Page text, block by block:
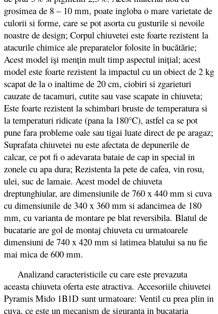
grosimea de 8 – 10 mm, poate ingloba o mare varietate de
culorii si forme, care se pot asorta cu gusturile si nevoile
noastre de design; Corpul chiuvetei este foarte rezistent la
atacurile chimice ale preparatelor folosite în bucătărie;
Acest model iși mențin mult timp aspectul inițial; acest
model este foarte rezistent la impactul cu un obiect de 2 kg
scapat de la o inaltime de 20 cm, ciobiri si zgarieturi
cauzate de tacamuri, cutite sau vase scapate in chiuveta;
Este foarte rezistent la schimbari bruste de temperatura si
la temperaturi ridicate (pana la 180°C), astfel ca se pot
pune fara probleme oale sau tigai luate direct de pe aragaz;
Suprafata chiuvetei nu este afectata de depunerile de
calcar, ce pot fi o adevarata bataie de cap in special in
zonele cu apa dura; Rezistenta la pete de cafea, vin rosu,
ulei, suc de lamaie. Acest model de chiuveta
dreptunghiular, are dimensiunile de 760 x 440 mm si cuva
cu dimensiunile de 340 x 360 mm si adancimea de 180
mm, cu varianta de montare pe blat reversibila. Blatul de
bucatarie are gol de montaj chiuveta cu urmatoarele
dimensiuni de 740 x 420 mm si latimea blatului sa nu fie
mai mica de 600 mm.
Analizand caracteristicile cu care este prevazuta
aceasta chiuveta oferta este atractiva. Accesoriile chiuvetei
Pyramis Mido 1B1D sunt urmatoare: Ventil cu prea plin in
cuva, ce este un mecanism de siguranta in bucataria